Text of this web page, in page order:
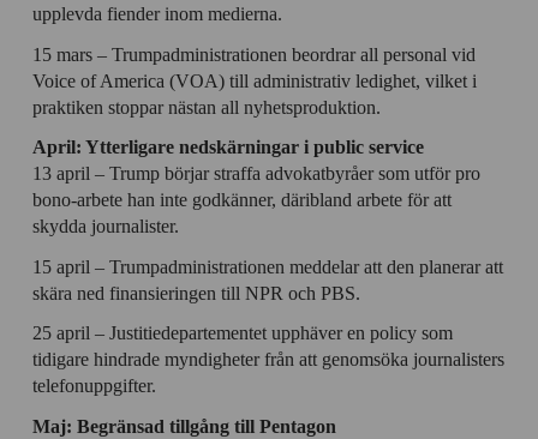
upplevda fiender inom medierna.
15 mars – Trumpadministrationen beordrar all personal vid
Voice of America (VOA) till administrativ ledighet, vilket i
praktiken stoppar nästan all nyhetsproduktion.
April: Ytterligare nedskärningar i public service
13 april – Trump börjar straffa advokatbyråer som utför pro
bono-arbete han inte godkänner, däribland arbete för att
skydda journalister.
15 april – Trumpadministrationen meddelar att den planerar att
skära ned finansieringen till NPR och PBS.
25 april – Justitiedepartementet upphäver en policy som
tidigare hindrade myndigheter från att genomsöka journalisters
telefonuppgifter.
Maj: Begränsad tillgång till Pentagon